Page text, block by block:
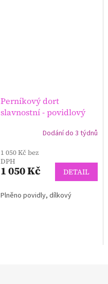
Perníkový dort
slavnostní - povidlový
která roste, když se o ni
Schweitger
Dodání do 3 týdnů
1 050 Kč bez
DPH
1 050 Kč DETAIL
Plněno povidly, dílkový